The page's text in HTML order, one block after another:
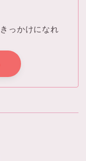
っかけになれ